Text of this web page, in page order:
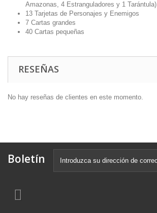
Amazonas, 4 Estranguladores y 1 Tarántula)
13 Tarjetas de Personajes y Enemigos
7 Cartas grandes
40 Cartas pequeñas
RESEÑAS
No hay reseñas de clientes en este momento.
Boletín